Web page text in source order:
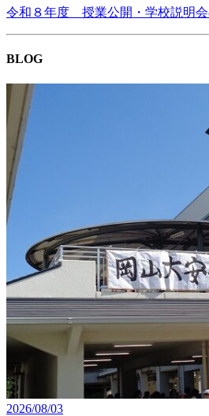
令和８年度 授業公開・学校説明会
BLOG
2026/08/03